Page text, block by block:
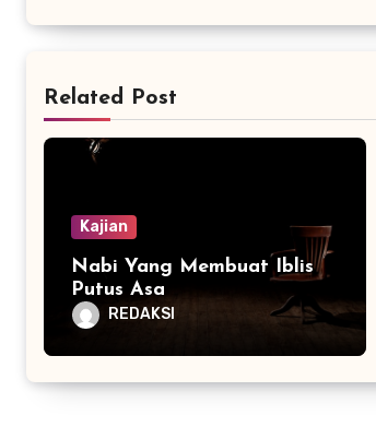
Related Post
Kajian
Nabi Yang Membuat Iblis
Putus Asa
REDAKSI